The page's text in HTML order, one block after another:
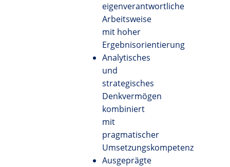
eigenverantwortliche
Arbeitsweise
mit hoher
Ergebnisorientierung
Analytisches
und
strategisches
Denkvermögen
kombiniert
mit
pragmatischer
Umsetzungskompetenz
Ausgeprägte